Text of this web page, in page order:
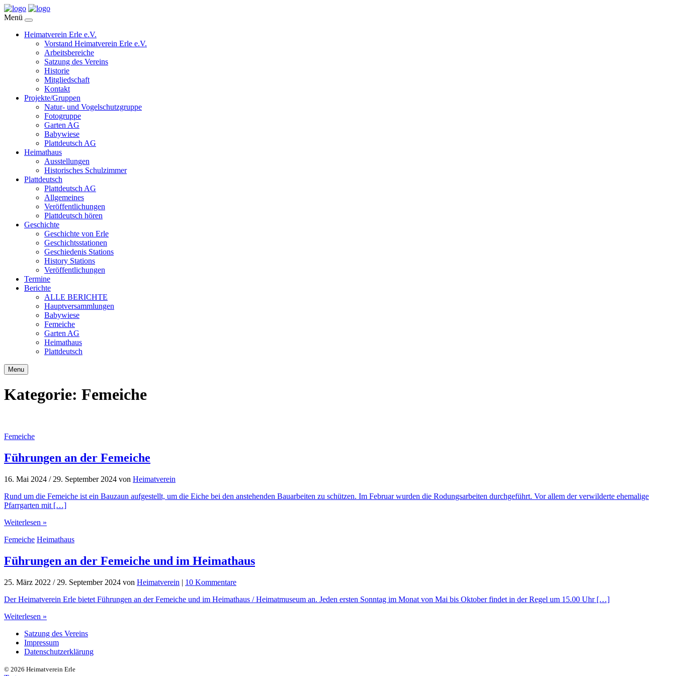
Menü
Heimatverein Erle e.V.
Vorstand Heimatverein Erle e.V.
Arbeitsbereiche
Satzung des Vereins
Historie
Mitgliedschaft
Kontakt
Projekte/Gruppen
Natur- und Vogelschutzgruppe
Fotogruppe
Garten AG
Babywiese
Plattdeutsch AG
Heimathaus
Ausstellungen
Historisches Schulzimmer
Plattdeutsch
Plattdeutsch AG
Allgemeines
Veröffentlichungen
Plattdeutsch hören
Geschichte
Geschichte von Erle
Geschichtsstationen
Geschiedenis Stations
History Stations
Veröffentlichungen
Termine
Berichte
ALLE BERICHTE
Hauptversammlungen
Babywiese
Femeiche
Garten AG
Heimathaus
Plattdeutsch
Menu
Kategorie: Femeiche
Femeiche
Führungen an der Femeiche
16. Mai 2024 / 29. September 2024 von Heimatverein
Rund um die Femeiche ist ein Bauzaun aufgestellt, um die Eiche bei den anstehenden Bauarbeiten zu schützen. Im Februar wurden die Rodungsarbeiten durchgeführt. Vor allem der verwilderte ehemalige
Pfarrgarten mit […]
Weiterlesen »
Femeiche Heimathaus
Führungen an der Femeiche und im Heimathaus
25. März 2022 / 29. September 2024 von Heimatverein | 10 Kommentarezu
an
Der Heimatverein Erle bietet Führungen an der Femeiche und im Heimathaus / Heimatmuseum an. Jeden ersten Sonntag im Monat von Mai bis Oktober findet in der Regel um 15.00 Uhr […]
Weiterlesen »
Satzung des Vereins
Impressum
Datenschutzerklärung
© 2026 Heimatverein Erle